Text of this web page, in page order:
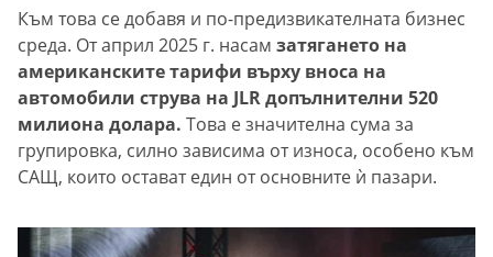
Към това се добавя и по-предизвикателната бизнес
среда. От април 2025 г. насам затягането на
американските тарифи върху вноса на
автомобили струва на JLR допълнителни 520
милиона долара. Това е значителна сума за
групировка, силно зависима от износа, особено към
САЩ, които остават един от основните ѝ пазари.